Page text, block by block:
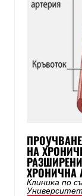
НА
РАЗШИРЕНИ
ХРОНИЧНА
Клиника по